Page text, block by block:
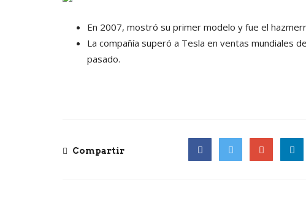
En 2007, mostró su primer modelo y fue el
La compañía superó a Tesla en ventas mundiales
pasado.
Compartir